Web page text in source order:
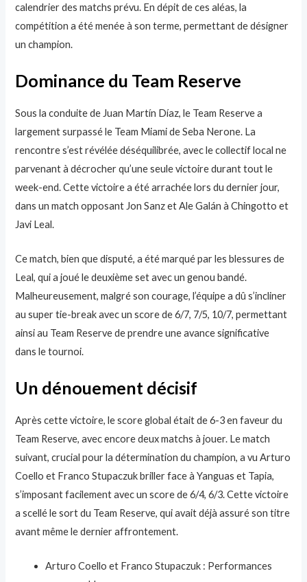
calendrier des matchs prévu. En dépit de ces aléas, la
compétition a été menée à son terme, permettant de désigner
un champion.
Dominance du Team Reserve
Sous la conduite de Juan Martín Díaz, le Team Reserve a
largement surpassé le Team Miami de Seba Nerone. La
rencontre s’est révélée déséquilibrée, avec le collectif local ne
parvenant à décrocher qu’une seule victoire durant tout le
week-end. Cette victoire a été arrachée lors du dernier jour,
dans un match opposant Jon Sanz et Ale Galán à Chingotto et
Javi Leal.
Ce match, bien que disputé, a été marqué par les blessures de
Leal, qui a joué le deuxième set avec un genou bandé.
Malheureusement, malgré son courage, l’équipe a dû s’incliner
au super tie-break avec un score de 6/7, 7/5, 10/7, permettant
ainsi au Team Reserve de prendre une avance significative
dans le tournoi.
Un dénouement décisif
Après cette victoire, le score global était de 6-3 en faveur du
Team Reserve, avec encore deux matchs à jouer. Le match
suivant, crucial pour la détermination du champion, a vu Arturo
Coello et Franco Stupaczuk briller face à Yanguas et Tapia,
s’imposant facilement avec un score de 6/4, 6/3. Cette victoire
a scellé le sort du Team Reserve, qui avait déjà assuré son titre
avant même le dernier affrontement.
Arturo Coello et Franco Stupaczuk : Performances